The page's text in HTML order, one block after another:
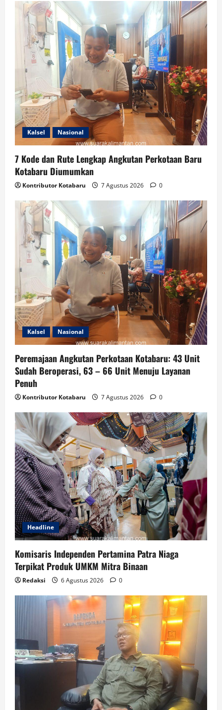
Kalsel Nasional
7 Kode dan Rute Lengkap Angkutan Perkotaan Baru
Kotabaru Diumumkan
Kontributor Kotabaru 7 Agustus 2026 0
Kalsel Nasional
Peremajaan Angkutan Perkotaan Kotabaru: 43 Unit
Sudah Beroperasi, 63 – 66 Unit Menuju Layanan
Penuh
Kontributor Kotabaru 7 Agustus 2026 0
Headline
Komisaris Independen Pertamina Patra Niaga
Terpikat Produk UMKM Mitra Binaan
Redaksi 6 Agustus 2026 0